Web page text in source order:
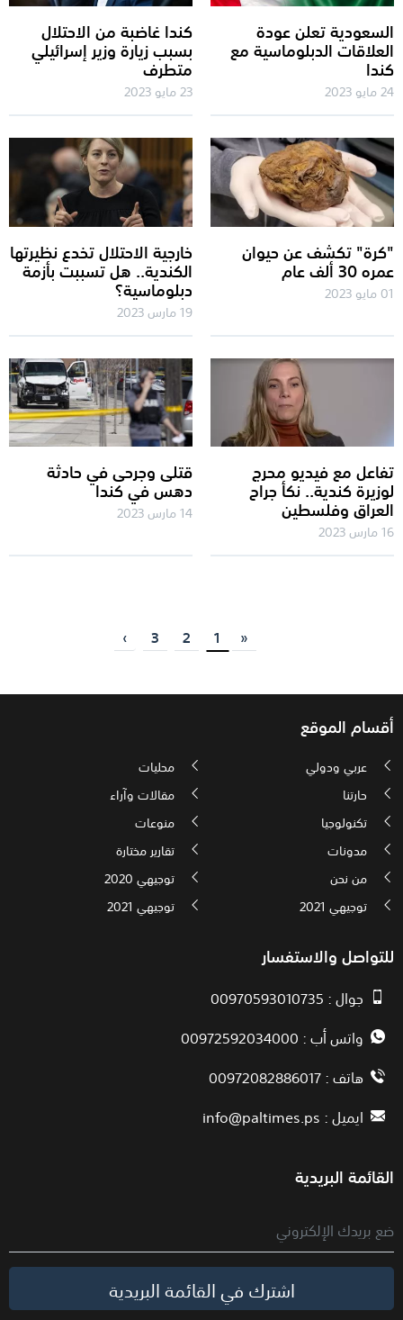
السعودية تعلن عودة
العلاقات الدبلوماسية مع
كندا
24 مايو 2023
كندا غاضبة من الاحتلال
بسبب زيارة وزير إسرائيلي
متطرف
23 مايو 2023
"كرة" تكشف عن حيوان
عمره 30 ألف عام
01 مايو 2023
خارجية الاحتلال تخدع نظيرتها
الكندية.. هل تسببت بأزمة
دبلوماسية؟
19 مارس 2023
تفاعل مع فيديو محرج
لوزيرة كندية.. نكأ جراح
العراق وفلسطين
16 مارس 2023
قتلى وجرحى في حادثة
دهس في كندا
14 مارس 2023
«
1
2
3
›
أقسام الموقع
عربي ودولي
محليات
حارتنا
مقالات وآراء
تكنولوجيا
منوعات
مدونات
تقارير مختارة
من نحن
توجيهي 2020
توجيهي 2021
توجيهي 2021
للتواصل والاستفسار
جوال : 00970593010735
واتس أب : 00972592034000
هاتف : 00972082886017
ايميل :info@paltimes.ps
القائمة البريدية
اشترك في القائمة البريدية